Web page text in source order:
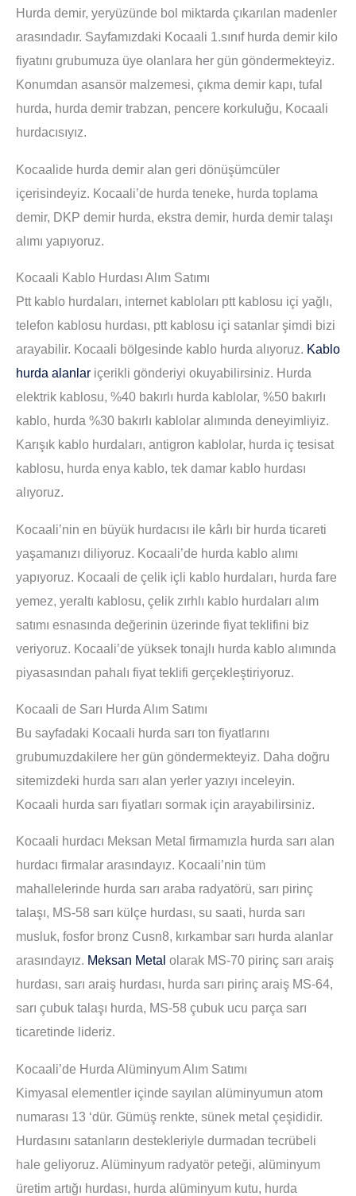
Hurda demir, yeryüzünde bol miktarda çıkarılan madenler
arasındadır. Sayfamızdaki Kocaali 1.sınıf hurda demir kilo
fiyatını grubumuza üye olanlara her gün göndermekteyiz.
Konumdan asansör malzemesi, çıkma demir kapı, tufal
hurda, hurda demir trabzan, pencere korkuluğu, Kocaali
hurdacısıyız.
Kocaalide hurda demir alan geri dönüşümcüler
içerisindeyiz. Kocaali’de hurda teneke, hurda toplama
demir, DKP demir hurda, ekstra demir, hurda demir talaşı
alımı yapıyoruz.
Kocaali Kablo Hurdası Alım Satımı
Ptt kablo hurdaları, internet kabloları ptt kablosu içi yağlı,
telefon kablosu hurdası, ptt kablosu içi satanlar şimdi bizi
arayabilir. Kocaali bölgesinde kablo hurda alıyoruz. Kablo
hurda alanlar içerikli gönderiyi okuyabilirsiniz. Hurda
elektrik kablosu, %40 bakırlı hurda kablolar, %50 bakırlı
kablo, hurda %30 bakırlı kablolar alımında deneyimliyiz.
Karışık kablo hurdaları, antigron kablolar, hurda iç tesisat
kablosu, hurda enya kablo, tek damar kablo hurdası
alıyoruz.
Kocaali’nin en büyük hurdacısı ile kârlı bir hurda ticareti
yaşamanızı diliyoruz. Kocaali’de hurda kablo alımı
yapıyoruz. Kocaali de çelik içli kablo hurdaları, hurda fare
yemez, yeraltı kablosu, çelik zırhlı kablo hurdaları alım
satımı esnasında değerinin üzerinde fiyat teklifini biz
veriyoruz. Kocaali’de yüksek tonajlı hurda kablo alımında
piyasasından pahalı fiyat teklifi gerçekleştiriyoruz.
Kocaali de Sarı Hurda Alım Satımı
Bu sayfadaki Kocaali hurda sarı ton fiyatlarını
grubumuzdakilere her gün göndermekteyiz. Daha doğru
sitemizdeki hurda sarı alan yerler yazıyı inceleyin.
Kocaali hurda sarı fiyatları sormak için arayabilirsiniz.
Kocaali hurdacı Meksan Metal firmamızla hurda sarı alan
hurdacı firmalar arasındayız. Kocaali’nin tüm
mahallelerinde hurda sarı araba radyatörü, sarı pirinç
talaşı, MS-58 sarı külçe hurdası, su saati, hurda sarı
musluk, fosfor bronz Cusn8, kırkambar sarı hurda alanlar
arasındayız. Meksan Metal olarak MS-70 pirinç sarı araiş
hurdası, sarı araiş hurdası, hurda sarı pirinç araiş MS-64,
sarı çubuk talaşı hurda, MS-58 çubuk ucu parça sarı
ticaretinde lideriz.
Kocaali’de Hurda Alüminyum Alım Satımı
Kimyasal elementler içinde sayılan alüminyumun atom
numarası 13 ‘dür. Gümüş renkte, sünek metal çeşididir.
Hurdasını satanların destekleriyle durmadan tecrübeli
hale geliyoruz. Alüminyum radyatör peteği, alüminyum
üretim artığı hurdası, hurda alüminyum kutu, hurda